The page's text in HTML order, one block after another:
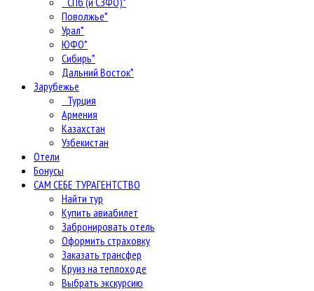
Поволжье*
Урал*
ЮФО*
Сибирь*
Дальний Восток*
Зарубежье
Турция
Армения
Казахстан
Узбекистан
Отели
Бонусы
САМ СЕБЕ ТУРАГЕНТСТВО
Найти тур
Купить авиабилет
Забронировать отель
Оформить страховку
Заказать трансфер
Круиз на теплоходе
Выбрать экскурсию